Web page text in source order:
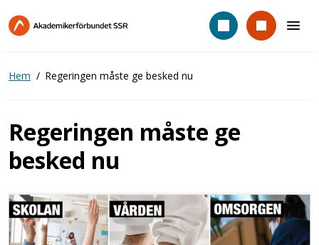
till
Hem Regeringen måste ge besked nu
Regeringen måste ge
besked nu